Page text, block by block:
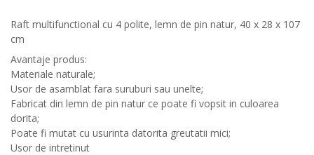
Raft multifunctional cu 4 polite, lemn de pin natur, 40 x 28 x 107
cm
Avantaje produs:
Materiale naturale;
Usor de asamblat fara suruburi sau unelte;
Fabricat din lemn de pin natur ce poate fi vopsit in culoarea
dorita;
Poate fi mutat cu usurinta datorita greutatii mici;
Usor de intretinut